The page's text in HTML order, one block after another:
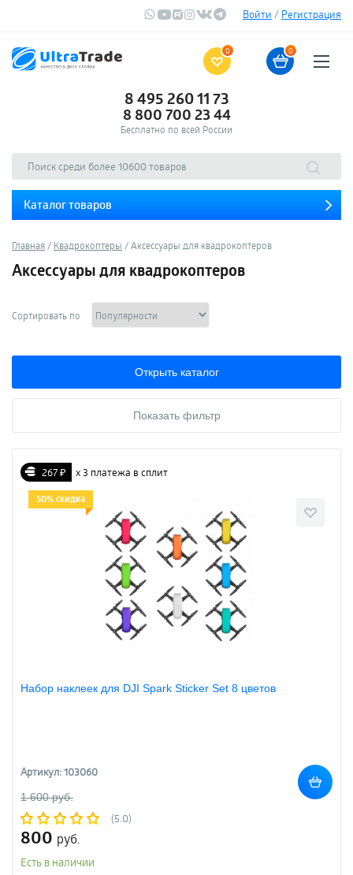
Войти / Регистрация
0 0
8 495 260 11 73
8 800 700 23 44
Бесплатно по всей России
Каталог товаров
Главная Квадрокоптеры Аксессуары для квадрокоптеров
Аксессуары для квадрокоптеров
Сортировать по
Открыть каталог
Показать фильтр
267 ₽ х 3 платежа в сплит
50% скидка
Набор наклеек для DJI Spark Sticker Set 8 цветов
Артикул: 103060
1 600 руб.
(5.0)
800 руб.
Есть в наличии